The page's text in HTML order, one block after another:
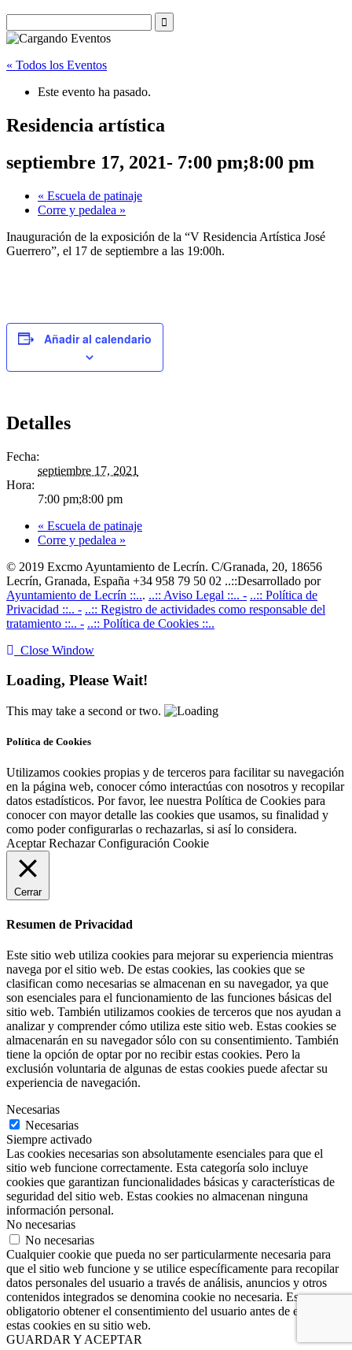
« Todos los Eventos
Este evento ha pasado.
Residencia artística
septiembre 17, 2021- 7:00 pm;8:00 pm
« Escuela de patinaje
Corre y pedalea »
Inauguración de la exposición de la “V Residencia Artística José
Guerrero”, el 17 de septiembre a las 19:00h.
Añadir al calendario
Detalles
Fecha:
septiembre 17, 2021
Hora:
7:00 pm;8:00 pm
« Escuela de patinaje
Corre y pedalea »
© 2019 Excmo Ayuntamiento de Lecrín. C/Granada, 20, 18656
Lecrín, Granada, España +34 958 79 50 02 ..::Desarrollado por
Ayuntamiento de Lecrín ::... ..:: Aviso Legal ::.. - ..:: Política de
Privacidad ::.. - ..:: Registro de actividades como responsable del
tratamiento ::.. - ..:: Política de Cookies ::..
Close Window
Loading, Please Wait!
This may take a second or two.
Política de Cookies
Utilizamos cookies propias y de terceros para facilitar su navegación
en la página web, conocer cómo interactúas con nosotros y recopilar
datos estadísticos. Por favor, lee nuestra Política de Cookies para
conocer con mayor detalle las cookies que usamos, su finalidad y
como poder configurarlas o rechazarlas, si así lo considera.
Aceptar Rechazar Configuración Cookie
Cerrar
Resumen de Privacidad
Este sitio web utiliza cookies para mejorar su experiencia mientras
navega por el sitio web. De estas cookies, las cookies que se
clasifican como necesarias se almacenan en su navegador, ya que
son esenciales para el funcionamiento de las funciones básicas del
sitio web. También utilizamos cookies de terceros que nos ayudan a
analizar y comprender cómo utiliza este sitio web. Estas cookies se
almacenarán en su navegador sólo con su consentimiento. También
tiene la opción de optar por no recibir estas cookies. Pero la
exclusión voluntaria de algunas de estas cookies puede afectar su
experiencia de navegación.
Necesarias
Necesarias
Siempre activado
Las cookies necesarias son absolutamente esenciales para que el
sitio web funcione correctamente. Esta categoría solo incluye
cookies que garantizan funcionalidades básicas y características de
seguridad del sitio web. Estas cookies no almacenan ninguna
información personal.
No necesarias
No necesarias
Cualquier cookie que pueda no ser particularmente necesaria para
que el sitio web funcione y se utilice específicamente para recopilar
datos personales del usuario a través de análisis, anuncios y otros
contenidos integrados se denomina cookie no necesaria. Es
obligatorio obtener el consentimiento del usuario antes de ejecutar
estas cookies en su sitio web.
GUARDAR Y ACEPTAR